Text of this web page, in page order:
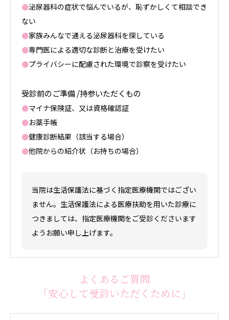
●泌尿器科の症状で悩んでいるが、恥ずかしくて相談でき
ない
●家族みんなで通える泌尿器科を探している
●専門医による適切な診断と治療を受けたい
●プライバシーに配慮された環境で診察を受けたい
受診前のご準備 /持参いただくもの
●マイナ保険証、又は資格確認証
●お薬手帳
●健康診断結果（該当する場合）
●他院からの紹介状（お持ちの場合）
当院は生活保護法に基づく指定医療機関ではござい
ません。 生活保護法による医療扶助を用いた診療に
つきましては、指定医療機関をご受診くださいます
ようお願い申し上げます。
よくあるご質問
「安心して受診いただくために」